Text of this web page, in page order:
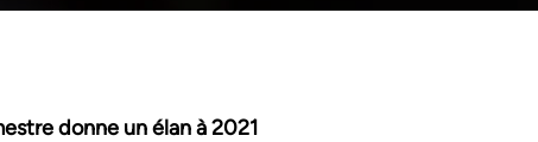
donne un élan à 2021